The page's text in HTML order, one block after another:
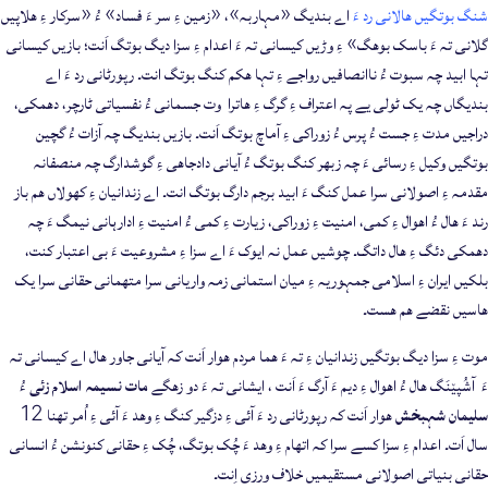
شنگ بوتگیں ھالانی رد ءَاے بندیگ «مہاربہ»، «زمین ءِ سر ءَ فساد» ءُ «سرکار ءِ ھلاپیں
گلانی تہ ءَ باسک بوھگ» ءِ وڑیں کیسانی تہ ءَ اعدام ءِ سزا دیگ بوتگ اَنت؛ بازیں کیسانی
تہا ابید چہ سبوت ءُ ناانصافیں رواجے ءِ تہا ھکم کنگ بوتگ انت۔ رپورٹانی رد ءَ اے
بندیگاں چہ یک ٹولی یے پہ اعتراف ءِ گرگ ءِ ھاترا وت جسمانی ءُ نفسیاتی ٹارچر، دھمکی،
دراجیں مدت ءِ جست ءُ پرس ءُ زوراکی ءِ آماچ بوتگ اَنت۔ بازیں بندیگ چہ آزات ءُ گچین
بوتگیں وکیل ءِ رسائی ءَ چہ زبھر کنگ بوتگ ءُ آیانی دادجاھی ءِ گوشدارگ چہ منصفانہ
مقدمہ ءِ اصولانی سرا عمل کنگ ءَ ابید برجم دارگ بوتگ انت۔ اے زندانیان ءِ کھولاں ھم باز
رند ءَ ھال ءُ اھوال ءِ کمی، امنیت ءِ زوراکی، زیارت ءِ کمی ءُ امنیت ءِ ادارہانی نیمگ ءَ چہ
دھمکی دئگ ءِ ھال داتگ۔ چوشیں عمل نہ ایوک ءَ اے سزا ءِ مشروعیت ءَ بی اعتبار کنت،
بلکیں ایران ءِ اسلامی جمہوریہ ءِ میان استمانی زمہ واریانی سرا متهمانی حقانی سرا یک
ھاسیں نقضے ھم ھست۔
موت ءِ سزا دیگ بوتگیں زندانیان ءِ تہ ءَ ھما مردم ھوار اَنت کہ آیانی جاور ھال اے کیسانی تہ
ءَ آشُپێنَگ ھال ءُ اھوال ءِ دیم ءَ آرگ ءَ اَنت ، ایشانی تہ ءَ دو زھگےمات نسیمہ اسلام زئیءُ
سلیمان شہبخش
ھوار اَنت کہ رپورٹانی رد ءَ آئی ءِ دزگیر کنگ ءِ وھد ءَ آئی ءِ اُمر تھنا 12
سال اَت۔ اعدام ءِ سزا کسے سرا کہ اتهام ءِ وھد ءَ چُک بوتگ، چُک ءِ حقانی کنونشن ءُ انسانی
حقانی بنیاتی اصولانی مستقیمیں خلاف ورزی اِنت۔